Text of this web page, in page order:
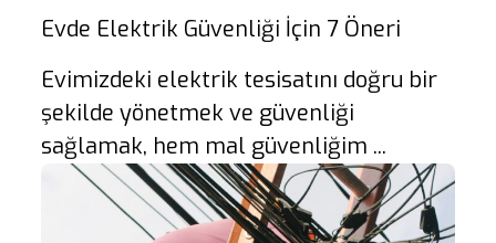
Evde Elektrik Güvenliği İçin 7 Öneri
Evimizdeki elektrik tesisatını doğru bir
şekilde yönetmek ve güvenliği
sağlamak, hem mal güvenliğim ...